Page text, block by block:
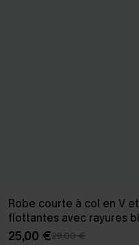
Robe courte à col en V
flottantes avec rayures
25,00 €29,00 €